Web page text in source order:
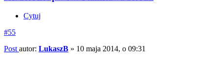
Cytuj
#55
Post autor: LukaszB » 10 maja 2014, o 09:31